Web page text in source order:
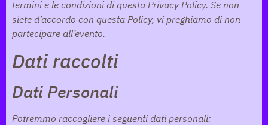
termini e le condizioni di questa Privacy Policy. Se non
siete d’accordo con questa Policy, vi preghiamo di non
partecipare all’evento.
Dati raccolti
Dati Personali
Potremmo raccogliere i seguenti dati personali: